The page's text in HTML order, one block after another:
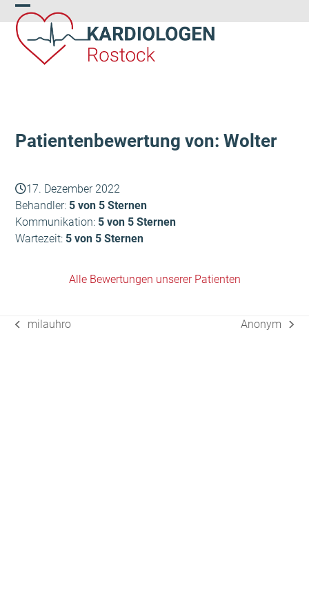
Skip
to
content
Open
mobile
menu
Close
mobile
menu
Patientenbewertung von: Wolter
17. Dezember 2022
Behandler: 5 von 5 Sternen
Kommunikation: 5 von 5 Sternen
Wartezeit: 5 von 5 Sternen
Alle Bewertungen unserer Patienten
vorheriger
milauhro
Nächster
Anonym